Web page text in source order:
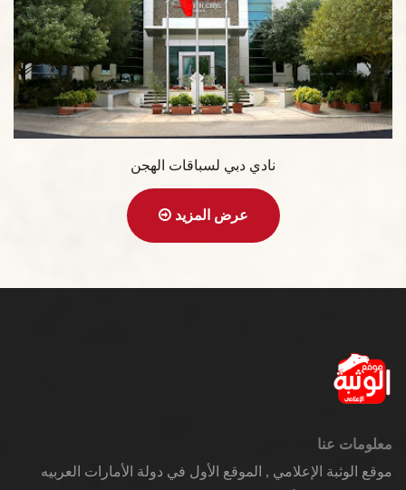
نادي دبي لسباقات الهجن
عرض المزيد
معلومات عنا
موقع الوثبة الإعلامي , الموقع الأول في دولة الأمارات العربيه